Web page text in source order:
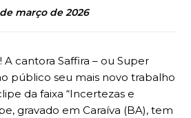
março de 2026
cantora Saffira – ou Super
público seu mais novo trabalho
da faixa “Incertezas e
gravado em Caraíva (BA), tem